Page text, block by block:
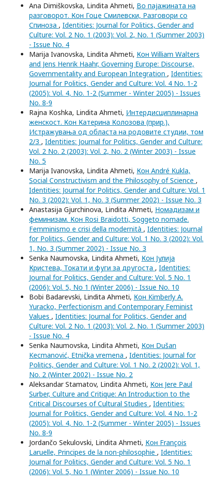
Ana Dimiškovska, Lindita Ahmeti, Во пајажината на
разговорот. Кон Гоце Смилевски, Разговори со
Спиноза , Identities: Journal for Politics, Gender and
Culture: Vol. 2 No. 1 (2003): Vol. 2, No. 1 (Summer 2003)
- Issue No. 4
Marija Ivanovska, Lindita Ahmeti, Кон William Walters
and Jens Henrik Haahr, Governing Europe: Discourse,
Governmentality and European Integration , Identities:
Journal for Politics, Gender and Culture: Vol. 4 No. 1-2
(2005): Vol. 4, No. 1-2 (Summer - Winter 2005) - Issues
No. 8-9
Rajna Koshka, Lindita Ahmeti, Интердисциплинарна
женскост. Кон Катерина Колозова (прир.),
Истражувања од областа на родовите студии, том
2/3 , Identities: Journal for Politics, Gender and Culture:
Vol. 2 No. 2 (2003): Vol. 2, No. 2 (Winter 2003) - Issue
No. 5
Marija Ivanovska, Lindita Ahmeti, Кон André Kukla,
Social Constructivism and the Philosophy of Science ,
Identities: Journal for Politics, Gender and Culture: Vol. 1
No. 3 (2002): Vol. 1, No. 3 (Summer 2002) - Issue No. 3
Anastasija Gjurchinova, Lindita Ahmeti, Номадизам и
феминизам. Кон Rosi Braidotti, Soggeto nomade.
Femminismo e crisi della modernità , Identities: Journal
for Politics, Gender and Culture: Vol. 1 No. 3 (2002): Vol.
1, No. 3 (Summer 2002) - Issue No. 3
Senka Naumovska, Lindita Ahmeti, Кон Јулија
Кристева, Токати и фуги за другоста , Identities:
Journal for Politics, Gender and Culture: Vol. 5 No. 1
(2006): Vol. 5, No 1 (Winter 2006) - Issue No. 10
Bobi Badarevski, Lindita Ahmeti, Кон Kimberly A.
Yuracko, Perfectionism and Contemporary Feminist
Values , Identities: Journal for Politics, Gender and
Culture: Vol. 2 No. 1 (2003): Vol. 2, No. 1 (Summer 2003)
- Issue No. 4
Senka Naumovska, Lindita Ahmeti, Кон Dušan
Kecmanović, Etnička vremena , Identities: Journal for
Politics, Gender and Culture: Vol. 1 No. 2 (2002): Vol. 1,
No. 2 (Winter 2002) - Issue No. 2
Aleksandar Stamatov, Lindita Ahmeti, Кон Jere Paul
Surber, Culture and Critique: An Introduction to the
Critical Discourses of Cultural Studies , Identities:
Journal for Politics, Gender and Culture: Vol. 4 No. 1-2
(2005): Vol. 4, No. 1-2 (Summer - Winter 2005) - Issues
No. 8-9
Jordančo Sekulovski, Lindita Ahmeti, Кон François
Laruelle, Principes de la non-philosophie , Identities:
Journal for Politics, Gender and Culture: Vol. 5 No. 1
(2006): Vol. 5, No 1 (Winter 2006) - Issue No. 10